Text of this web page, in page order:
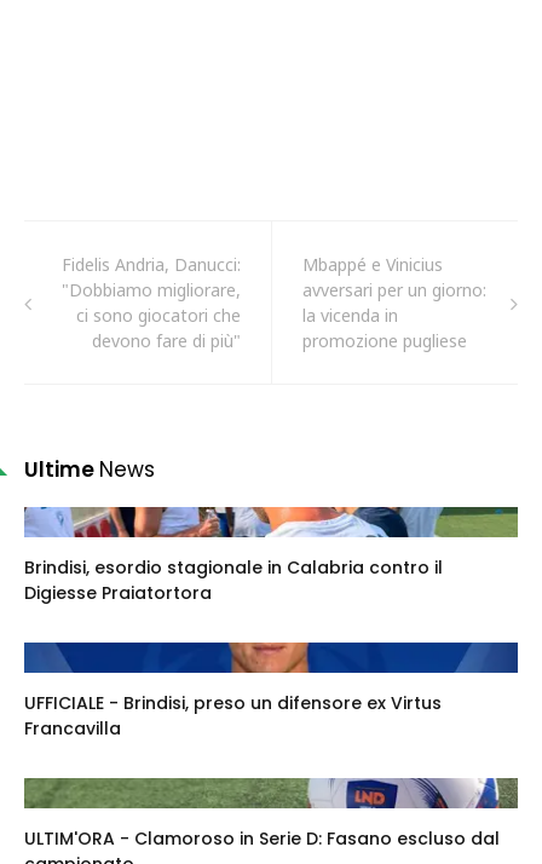
Fidelis Andria, Danucci:
"Dobbiamo migliorare,
ci sono giocatori che
devono fare di più"
Mbappé e Vinicius
avversari per un giorno:
la vicenda in
promozione pugliese
Ultime News
Brindisi, esordio stagionale in Calabria contro il
Digiesse Praiatortora
UFFICIALE - Brindisi, preso un difensore ex Virtus
Francavilla
ULTIM'ORA - Clamoroso in Serie D: Fasano escluso dal